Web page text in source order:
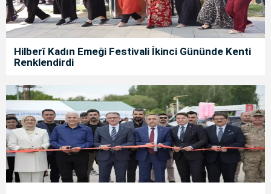
Hilberî Kadın Emeği Festivali İkinci Gününde Kenti
Renklendirdi